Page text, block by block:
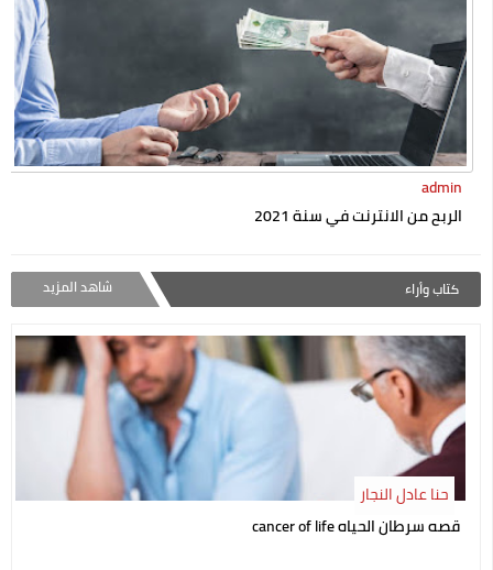
admin
الربح من الانترنت في سنة 2021
كتاب وأراء شاهد المزيد
قصه سرطان الحياه cancer of life
حنا عادل النجار